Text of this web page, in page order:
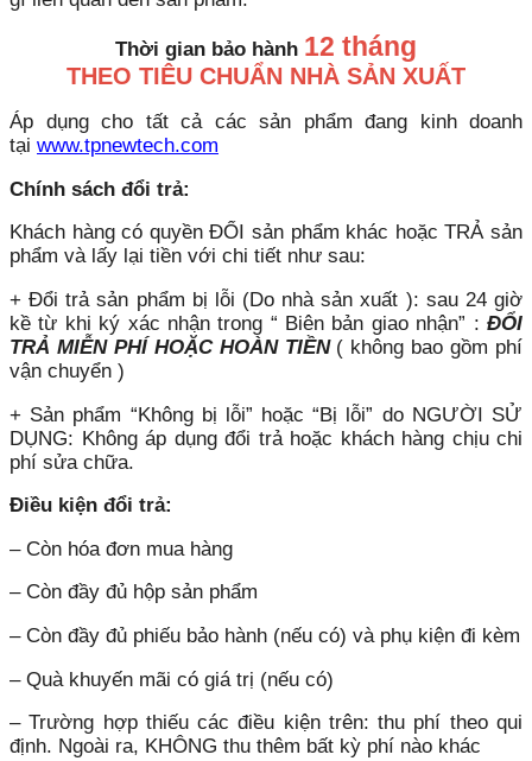
Thời gian bảo hành 12 tháng
THEO TIÊU CHUẨN NHÀ SẢN XUẤT
Áp dụng cho tất cả các sản phẩm đang kinh doanh
tại www.tpnewtech.com
Chính sách đổi trả:
Khách hàng có quyền ĐỔI sản phẩm khác hoặc TRẢ sản
phẩm và lấy lại tiền với chi tiết như sau:
+ Đổi trả sản phẩm bị lỗi (Do nhà sản xuất ): sau 24 giờ
kề từ khi ký xác nhận trong “ Biên bản giao nhận” : ĐỔI
TRẢ MIỄN PHÍ HOẶC HOÀN TIỀN( không bao gồm phí
vận chuyển )
+ Sản phẩm “Không bị lỗi” hoặc “Bị lỗi” do NGƯỜI SỬ
DỤNG: Không áp dụng đổi trả hoặc khách hàng chịu chi
phí sửa chữa.
Điều kiện đổi trả:
– Còn hóa đơn mua hàng
– Còn đầy đủ hộp sản phẩm
– Còn đầy đủ phiếu bảo hành (nếu có) và phụ kiện đi kèm
– Quà khuyến mãi có giá trị (nếu có)
– Trường hợp thiếu các điều kiện trên: thu phí theo qui
định. Ngoài ra, KHÔNG thu thêm bất kỳ phí nào khác